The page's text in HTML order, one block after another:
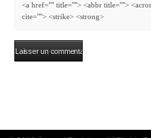
<a href="" title=""> <abbr title="">
cite=""> <strike> <strong>